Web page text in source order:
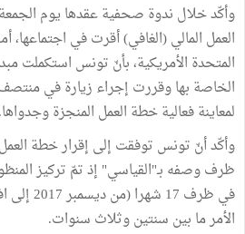
وأكّد خلال ندوة صحفية عقدها يوم
العمل المالي (الغافي) أقرت في
المتحدة الأمريكية، بأنّ تونس استكملت
لمعاينة فعالية خطة العمل المنجزة وجدواها.
وأكّد أنّ تونس توفقت إلى إقرار خطة
ظرف وصفه بـ"القياسي" إذ تمّ تركيز
الأمر ما بين سنتين وثلاث سنوات.